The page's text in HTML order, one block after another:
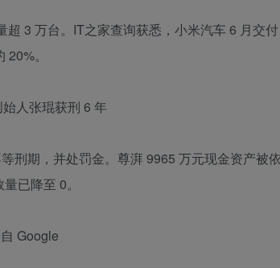
3 万台。IT之家查询获悉，小米汽车 6 月交付
。
人张琨获刑 6 年
刑期，并处罚金。尊湃 9965 万元现金资产被
已降至 0。
Google